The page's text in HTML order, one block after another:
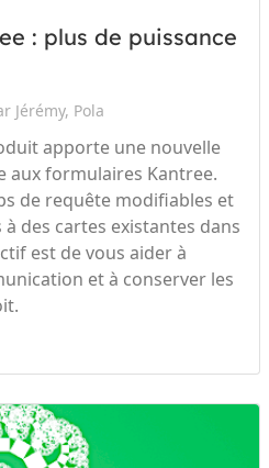
: plus de puissance
Jérémy, Pola
apporte une nouvelle
aux formulaires Kantree.
de requête modifiables et
des cartes existantes dans
est de vous aider à
et à conserver les